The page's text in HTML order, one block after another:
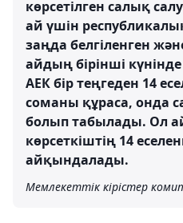
көрсетілген салық
ай үшін
заңда белгіленген
айдың бірінші
АЕК бір теңгеден 14
соманы құраса, онда
болып табылады. Ол
көрсеткіштің 14
айқындалады.
Мемлекеттік кірістер